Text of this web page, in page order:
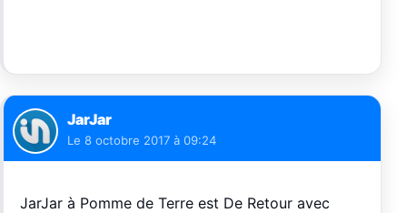
JarJar
Le 8 octobre 2017 à 09:24
JarJar à Pomme de Terre est De Retour avec